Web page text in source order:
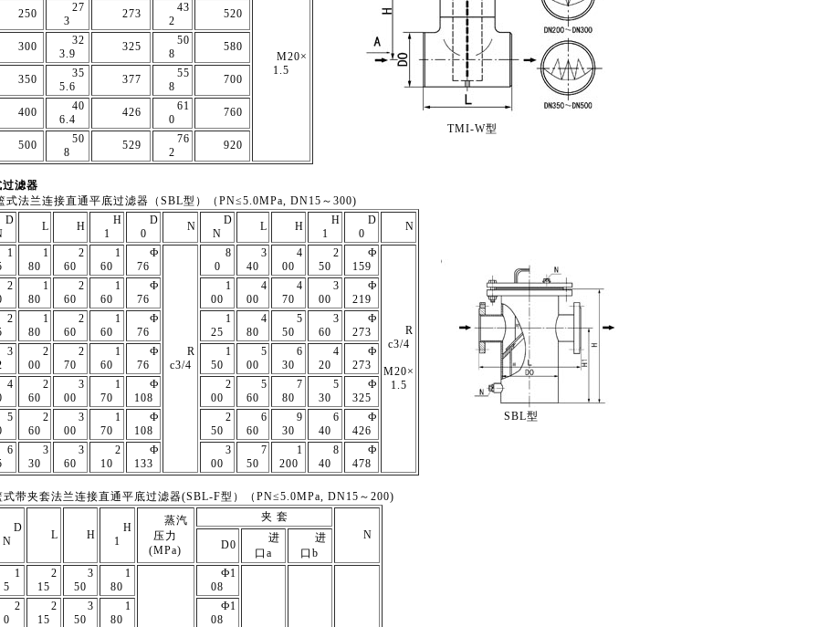
M20×
1.5
250
27
3
273
43
2
520
300
32
3.9
325
50
8
580
350
35
5.6
377
55
8
700
400
40
6.4
426
61
0
760
500
50
8
529
76
2
920
TMI-W型
过滤器
式法兰连接直通平底过滤器（SBL型）（PN≤5.0MPa, DN15～300)
D
L H
H
1
D
0
N
D
N
L H
H
1
D
0
N
1
1
80
2
60
1
60
Ф
76
R
c3/4
8
0
3
40
4
00
2
50
Ф
159
R
c3/4
M20×
1.5
2
1
80
2
60
1
60
Ф
76
1
00
4
00
4
70
3
00
Ф
219
2
1
80
2
60
1
60
Ф
76
1
25
4
80
5
50
3
60
Ф
273
3
2
00
2
70
1
60
Ф
76
1
50
5
00
6
30
4
20
Ф
273
4
2
60
3
00
1
70
Ф
108
2
00
5
60
7
80
5
30
Ф
325
5
2
60
3
00
1
70
Ф
108
2
50
6
60
9
30
6
40
Ф
426
6
3
30
3
60
2
10
Ф
133
3
00
7
50
1
200
8
40
Ф
478
SBL型
式带夹套法兰连接直通平底过滤器(SBL-F型）（PN≤5.0MPa, DN15～200)
D
N
L H
H
1
蒸汽
压力
(MPa)
夹 套
N
D0
进
口a
进
口b
1
5
2
15
3
50
1
80
Ф1
08
2
0
2
15
3
50
1
80
Ф1
08